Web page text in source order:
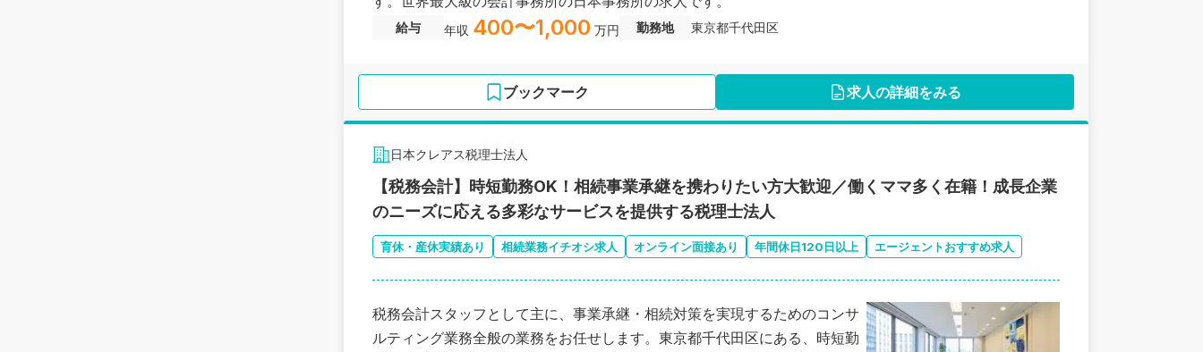
給与 年収 400〜1,000 万円 勤務地 東京都千代田区
ブックマーク 求人の詳細をみる
日本クレアス税理士法人
【税務会計】時短勤務OK！相続事業承継を携わりたい方大歓迎／働くママ多く在籍！成長企業
のニーズに応える多彩なサービスを提供する税理士法人
育休・産休実績あり 相続業務イチオシ求人 オンライン面接あり 年間休日120日以上 エージェントおすすめ求人
税務会計スタッフとして主に、事業承継・相続対策を実現するためのコンサ
ルティング業務全般の業務をお任せします。東京都千代田区にある、時短勤